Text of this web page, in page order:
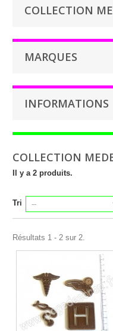
COLLECTION
MARQUES
INFORMATIONS
COLLECTION
Il y a 2 produits.
Tri
Résultats 1 - 2 sur 2.